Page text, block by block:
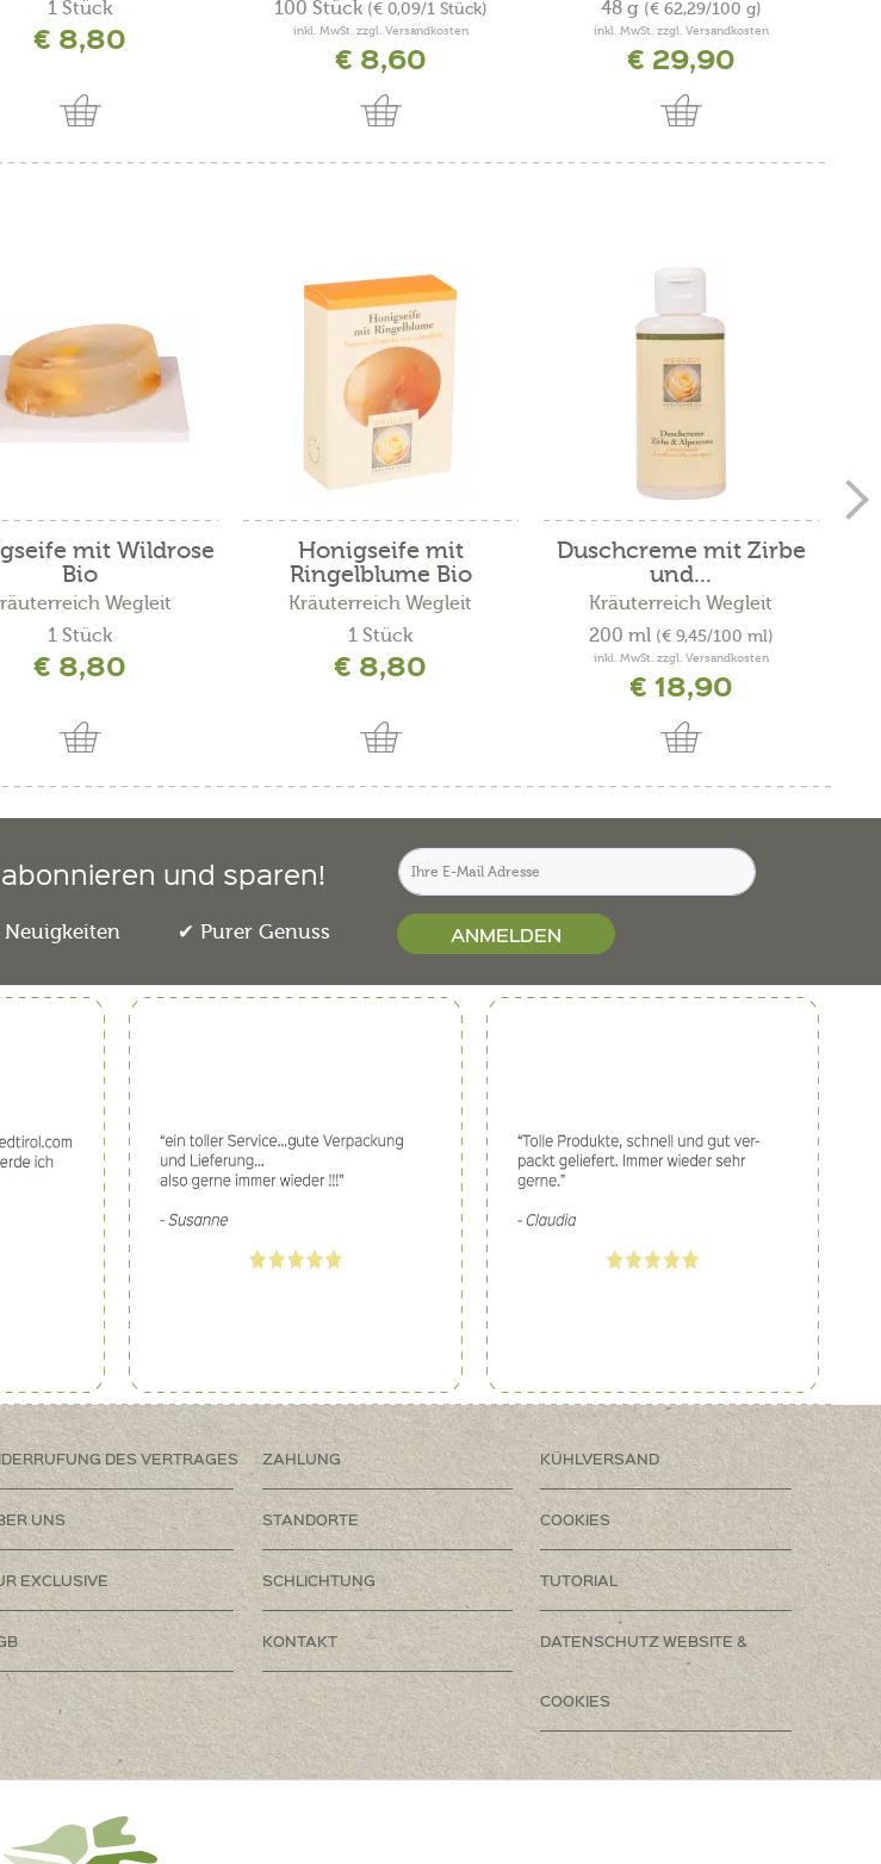
1 Stück
€ 8,80
100 Stück (€ 0,09/1 Stück)
inkl. MwSt. zzgl. Versandkosten
€ 8,60
48 g (€ 62,29/100 g)
inkl. MwSt. zzgl. Versandkosten
€ 29,90
mit Wildrose
Bio
Wegleit
1 Stück
€ 8,80
Honigseife mit
Ringelblume Bio
Kräuterreich Wegleit
1 Stück
€ 8,80
Duschcreme mit Zirbe
und...
Kräuterreich Wegleit
200 ml (€ 9,45/100 ml)
inkl. MwSt. zzgl. Versandkosten
€ 18,90
und sparen!
Neuigkeiten Purer Genuss ANMELDEN
DES VERTRAGES ZAHLUNG KÜHLVERSAND
UNS STANDORTE COOKIES
EXCLUSIVE SCHLICHTUNG TUTORIAL
KONTAKT DATENSCHUTZ WEBSITE &
COOKIES